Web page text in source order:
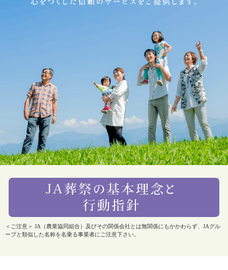
＜ご注意＞ JA（農業協同組合）及びその関係会社とは無関係にもかかわらず、JAグル
ープと類似した名称を名乗る事業者にご注意下さい。